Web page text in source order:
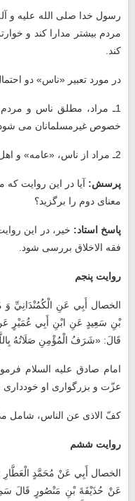
رسول خدا صلی الله علیه و
مردم بیشتر مدارا کند و
کند.
در مورد تعبیر «ناس» دو
1ـ مراد، مطلق ناس و
خصوص غیرمسلمانان می ‌شود.
2ـ مراد از ناس، «عامه» و اهل سنت (غیر شیعه) است.
پرسش: آیا در این روایت
معنای دوم را برگزید؟
پاسخ استاد: خیر، در این
فقه الاخلاق بررسی شود.
روایت پنجم
الخصال أَبِي عَنِ الْكُمُنْدَانِيِّ
بْنِ سَعِيدٍ عَنِ ابْنِ أَبِي عُمَيْرٍ
قَالَ: «شَرَفُ الْمُؤْمِنِ صَلَاتُهُ
امام صادق عليه السلام
عزّت و بزرگوارى او
کفّ الاذی عن الناس، شامل
روایت ششم
الخصال أَبِي عَنْ مُحَمَّدٍ
عَنْ حُذَيْفَةَ بْنِ مَنْصُورٍ قَالَ